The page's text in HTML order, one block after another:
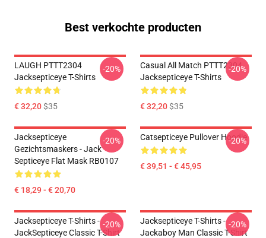
Best verkochte producten
LAUGH PTTT2304
Jacksepticeye T-Shirts
€ 32,20$35
-20%
Casual All Match PTTT2304
Jacksepticeye T-Shirts
€ 32,20$35
-20%
Jacksepticeye
Gezichtsmaskers - Jack
Septiceye Flat Mask RB0107
€ 18,29 - € 20,70
-20% Catsepticeye Pullover Hoodie
€ 39,51 - € 45,95
-20%
Jacksepticeye T-Shirts -
JackSepticeye Classic T-Shirt
-20%
Jacksepticeye T-Shirts -
Jackaboy Man Classic T-Shirt
-20%